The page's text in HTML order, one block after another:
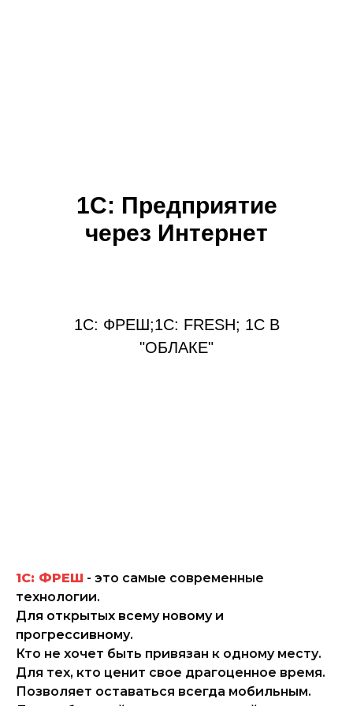
1С: Предприятие
через Интернет
1C: ФРЕШ;1C: FRESH; 1С В
"ОБЛАКЕ"
1С: ФРЕШ - это самые современные
технологии.
Для открытых всему новому и
прогрессивному.
Кто не хочет быть привязан к одному месту.
Для тех, кто ценит свое драгоценное время.
Позволяет оставаться всегда мобильным.